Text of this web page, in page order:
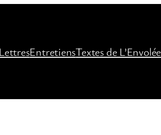
LettresEntretiensTextes de L’Envolée